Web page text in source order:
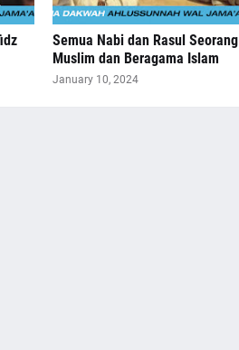
Semua Nabi dan Rasul Seorang
Muslim dan Beragama Islam
January 10, 2024